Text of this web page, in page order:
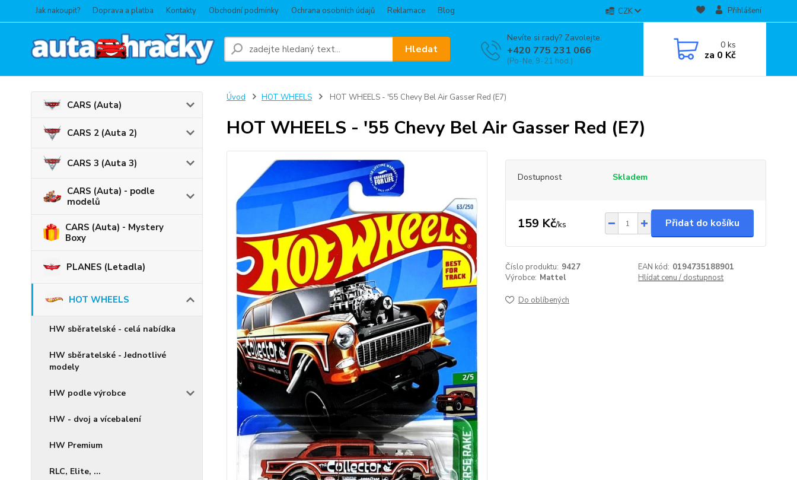
Jak nakoupit? Doprava a platba Kontakty Obchodní podmínky Ochrana osobních údajů Reklamace Blog CZK Přihlášení
Hledat
Nevíte si rady? Zavolejte.
+420 775 231 066
(Po-Ne, 9-21 hod.)
0ks
za 0 Kč
CARS (Auta)
CARS 2 (Auta 2)
CARS 3 (Auta 3)
CARS (Auta) - podle
modelů
CARS (Auta) - Mystery
Boxy
PLANES (Letadla)
HOT WHEELS
HW sběratelské - celá nabídka
HW sběratelské - Jednotlivé
modely
HW podle výrobce
HW - dvoj a vícebalení
HW Premium
RLC, Elite, ...
Úvod HOT WHEELS HOT WHEELS - '55 Chevy Bel Air Gasser Red (E7)
HOT WHEELS - '55 Chevy Bel Air Gasser Red (E7)
Dostupnost Skladem
159 Kč/ks Přidat do košíku
Číslo produktu: 9427 EAN kód: 0194735188901
Výrobce: Mattel Hlídat cenu / dostupnost
Do oblíbených